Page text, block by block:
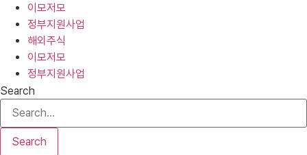
이모저모
정부지원사업
해외주식
이모저모
정부지원사업
Search
Search